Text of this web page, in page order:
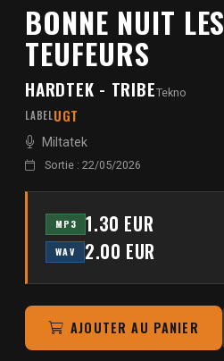
BONNE NUIT LES
TEUFEURS
HARDTEK - TRIBETekno
LABELUGT
Miltatek
Sortie : 22/05/2026
MP3 1.30 EUR
WAV 2.00 EUR
AJOUTER AU PANIER